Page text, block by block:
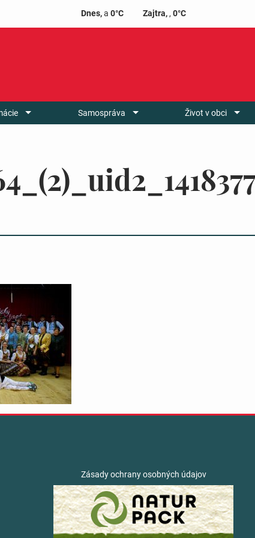
Dnes, a 0°C Zajtra,, 0°C
Samospráva Život v obci
Zásady ochrany osobných údajov